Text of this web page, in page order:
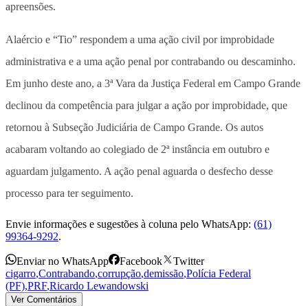
apreensões.
Alaércio e “Tio” respondem a uma ação civil por improbidade
administrativa e a uma ação penal por contrabando ou descaminho.
Em junho deste ano, a 3ª Vara da Justiça Federal em Campo Grande
declinou da competência para julgar a ação por improbidade, que
retornou à Subseção Judiciária de Campo Grande. Os autos
acabaram voltando ao colegiado de 2ª instância em outubro e
aguardam julgamento. A ação penal aguarda o desfecho desse
processo para ter seguimento.
Envie informações e sugestões à coluna pelo WhatsApp: (61)
99364-9292.
Enviar no WhatsApp Facebook
Twitter
cigarro,Contrabando,corrupção,demissão,Polícia Federal
(PF),PRF,Ricardo Lewandowski
Ver Comentários